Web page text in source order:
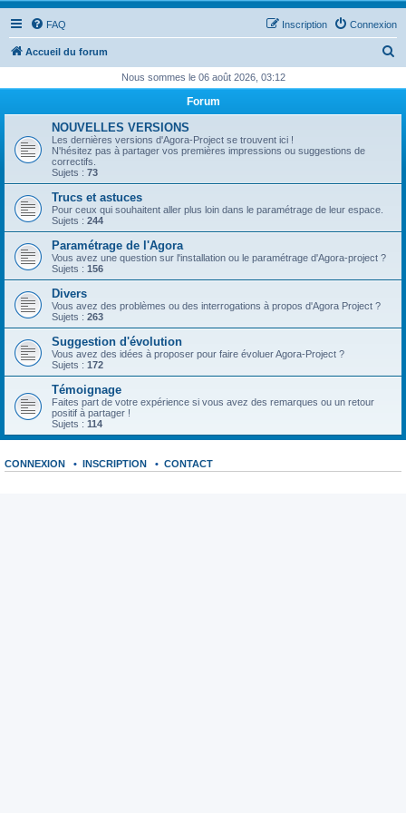
FAQ Connexion
Inscription
Accueil du forum
h
c
Nous sommes le 06 août 2026, 03:12
Forum
NOUVELLES VERSIONS
Les dernières versions d'Agora-Project se trouvent ici !
N'hésitez pas à partager vos premières impressions ou suggestions de
correctifs.
Sujets : 73
Trucs et astuces
Pour ceux qui souhaitent aller plus loin dans le paramétrage de leur espace.
Sujets : 244
Paramétrage de l'Agora
Vous avez une question sur l'installation ou le paramétrage d'Agora-project ?
Sujets : 156
Divers
Vous avez des problèmes ou des interrogations à propos d'Agora Project ?
Sujets : 263
Suggestion d'évolution
Vous avez des idées à proposer pour faire évoluer Agora-Project ?
Sujets : 172
Témoignage
Faites part de votre expérience si vous avez des remarques ou un retour
positif à partager !
Sujets : 114
CONNEXION • INSCRIPTION • CONTACT